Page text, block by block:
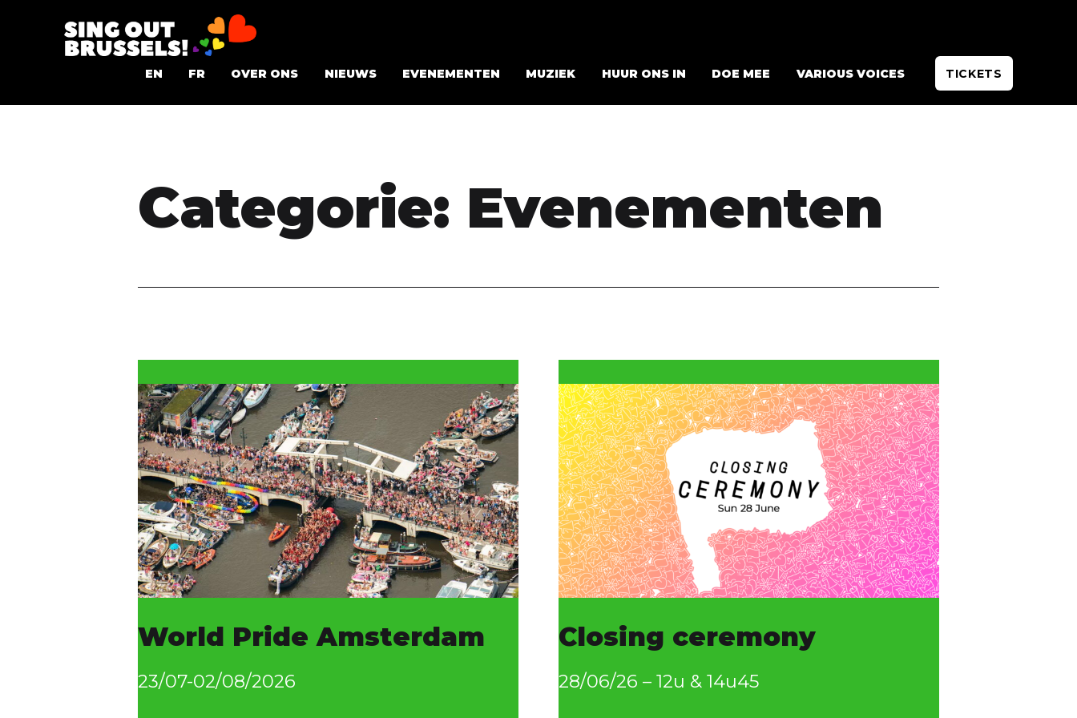
inhoudOut
EN FR OVER ONS NIEUWS EVENEMENTEN MUZIEK HUUR ONS IN DOE MEE VARIOUS VOICES TICKETS
Categorie: Evenementen
World Pride Amsterdam
23/07-02/08/2026
Closing ceremony
28/06/26 – 12u & 14u45